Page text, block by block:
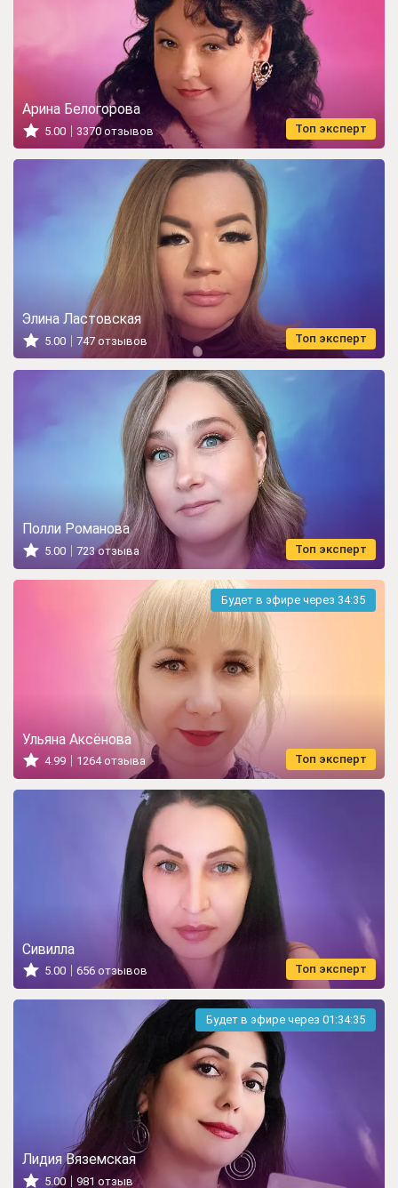
Топ эксперт
Арина Белогорова
5.00 3370 отзывов
Топ эксперт
Элина Ластовская
5.00 747 отзывов
Топ эксперт
Полли Романова
5.00 723 отзыва
Будет в эфире через 34:33
Топ эксперт
Ульяна Аксёнова
4.99 1264 отзыва
Топ эксперт
Сивилла
5.00 656 отзывов
Будет в эфире через 01:34:33
Лидия Вяземская
5.00 981 отзыв